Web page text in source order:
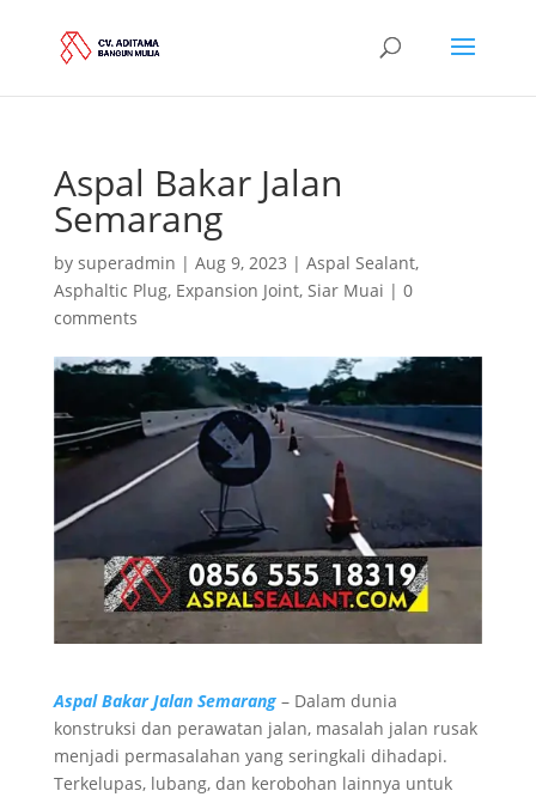
Aspal Bakar Jalan
Semarang
by superadmin | Aug 9, 2023 | Aspal Sealant,
Asphaltic Plug, Expansion Joint, Siar Muai | 0
comments
Aspal Bakar Jalan Semarang– Dalam dunia
konstruksi dan perawatan jalan, masalah jalan rusak
menjadi permasalahan yang seringkali dihadapi.
Terkelupas, lubang, dan kerobohan lainnya untuk